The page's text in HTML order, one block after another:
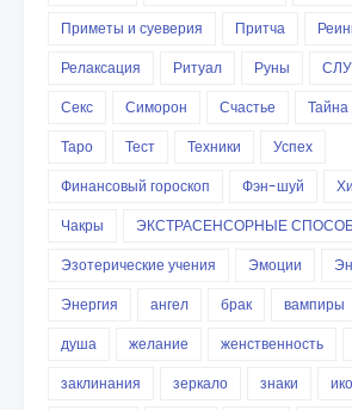
Приметы и суеверия
Притча
Релаксация
Ритуал Руны
Секс
Симорон Счастье
Таро
Тест Техники
Успех
Финансовый гороскоп
Фэн-шуй
Чакры
ЭКСТРАСЕНСОРНЫЕ
Эзотерические учения
Эмоции
Энергия
ангел брак вампиры
душа
желание женственность
заклинания
зеркало знаки